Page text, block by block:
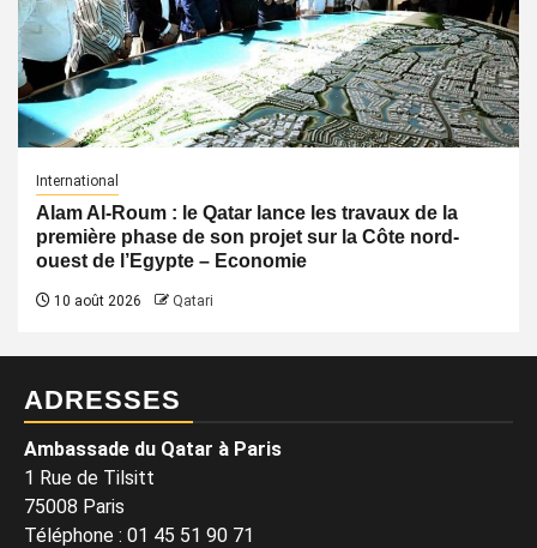
International
Alam Al-Roum : le Qatar lance les travaux de la
première phase de son projet sur la Côte nord-
ouest de l’Egypte – Economie
10 août 2026 Qatari
ADRESSES
Ambassade du Qatar à Paris
1 Rue de Tilsitt
75008 Paris
Téléphone : 01 45 51 90 71